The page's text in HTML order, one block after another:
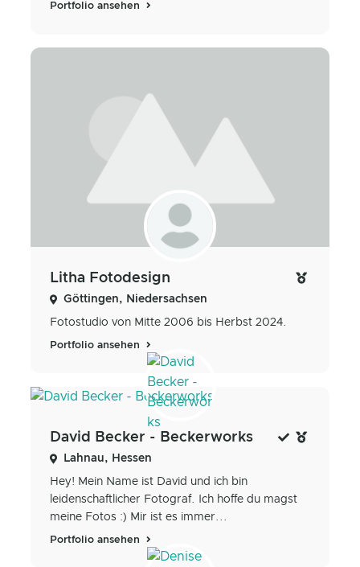
Portfolio ansehen
Litha Fotodesign
Göttingen, Niedersachsen
Fotostudio von Mitte 2006 bis Herbst 2024.
Portfolio ansehen
David Becker - Beckerworks
Lahnau, Hessen
Hey! Mein Name ist David und ich bin
leidenschaftlicher Fotograf. Ich hoffe du magst
meine Fotos :) Mir ist es immer...
Portfolio ansehen